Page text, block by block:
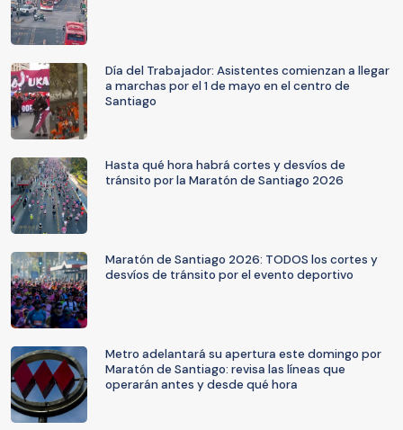
Día del Trabajador: Asistentes comienzan a llegar
a marchas por el 1 de mayo en el centro de
Santiago
Hasta qué hora habrá cortes y desvíos de
tránsito por la Maratón de Santiago 2026
Maratón de Santiago 2026: TODOS los cortes y
desvíos de tránsito por el evento deportivo
Metro adelantará su apertura este domingo por
Maratón de Santiago: revisa las líneas que
operarán antes y desde qué hora